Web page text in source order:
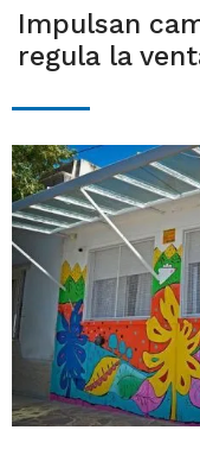
Impulsan
regula la